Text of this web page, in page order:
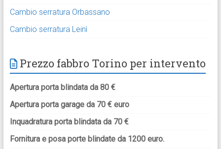
Cambio serratura Orbassano
Cambio serratura Leinì
Prezzo fabbro Torino per intervento
Apertura porta blindata da 80 €
Apertura porta garage da 70 € euro
Inquadratura porta blindata da 70 €
Fornitura e posa porte blindate da 1200 euro.